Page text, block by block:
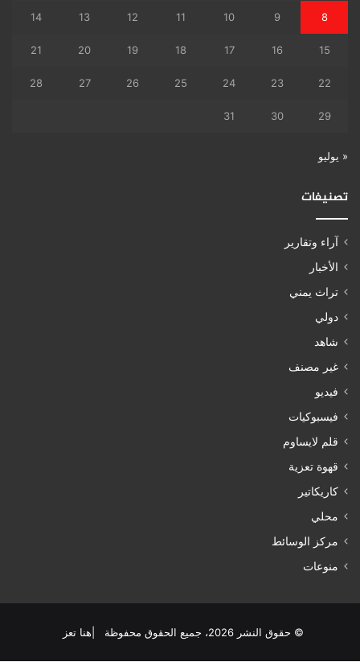
8
9
10
11
12
13
14
15
16
17
18
19
20
21
22
23
24
25
26
27
28
29
30
31
« يوليو
تصنيفات
آراء وتقارير
الأخبار
تراث يمني
دولي
شاهد
غير مصنف
فيديو
فيسبوكيات
قلم لايساوم
قهوة تعزية
كاريكاتير
محلي
مركز الوسائط
منوعات
© حقوق النشر 2026، جميع الحقوق محفوظة |هنا تعز